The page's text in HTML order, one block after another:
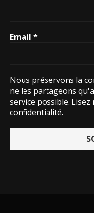
Email *
Nous préservons la
ne les partageons
service possible. Lisez
confidentialité.